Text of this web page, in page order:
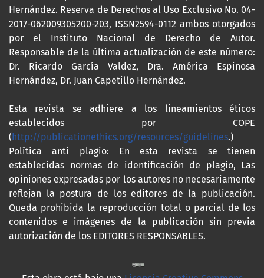
Hernández. Reserva de Derechos al Uso Exclusivo No. 04-
2017-062009305200-203, ISSN2594-0112 ambos otorgados
por el Instituto Nacional de Derecho de Autor.
Responsable de la última actualización de este número:
Dr. Ricardo García Valdez, Dra. América Espinosa
Hernández, Dr. Juan Capetillo Hernández.
Esta revista se adhiere a los lineamientos éticos
establecidos por COPE
( http://publicationethics.org/resources/guidelines.)
Política anti plagio: En esta revista se tienen
establecidas normas de identificación de plagio, Las
opiniones expresadas por los autores no necesariamente
reflejan la postura de los editores de la publicación.
Queda prohibida la reproducción total o parcial de los
contenidos e imágenes de la publicación sin previa
autorización de los EDITORES RESPONSABLES.